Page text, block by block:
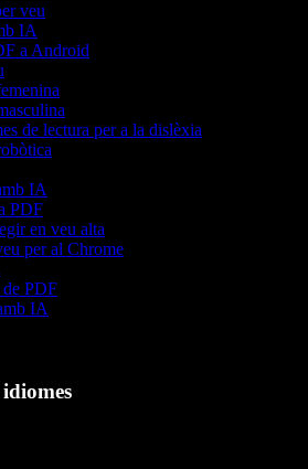
veu
IA
a Android
de lectura per a la dislèxia
IA
PDF
en veu alta
per al Chrome
de PDF
IA